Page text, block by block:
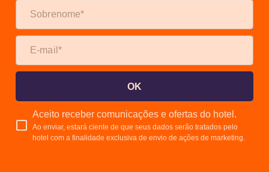
OK
Aceito receber comunicações e ofertas do hotel.
Ao enviar, estará ciente de que seus dados serão tratados pelo
hotel com a finalidade exclusiva de envio de ações de marketing.